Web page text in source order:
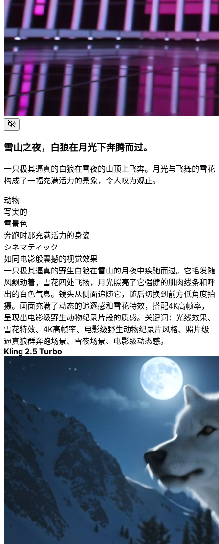
雪山之夜，白狼在月光下奔腾而过。
一只极其逼真的白狼在雪夜的山顶上飞奔。月光与飞舞的雪花
构成了一幅充满活力的景象，令人叹为观止。
动物
写実的
雪景色
奔跑时那充满活力的身姿
シネマティック
如同电影般震撼的视觉效果
一只极其逼真的野生白狼在雪山的月夜中疾驰而过。它毛发随
风飘动着，雪花四处飞扬，月光照亮了它强健的肌肉线条和呼
出的白色气息。镜头从侧面追随它，随后切换到前方低角度拍
摄。画面充满了动态的追逐感和雪花特效，搭配4K高帧率，
呈现出电影级野生动物纪录片般的质感。关键词：光线效果、
雪花特效、4K高帧率、电影级野生动物纪录片风格、照片级
逼真狼群奔跑场景、雪夜场景、电影级动态感。
Kling 2.5 Turbo